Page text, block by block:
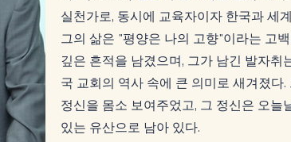
실천가로, 동시에 교육자이자 한국과 세
그의 삶은 "평양은 나의 고향"이라는 고
깊은 흔적을 남겼으며, 그가 남긴 발자취
국 교회의 역사 속에 큰 의미로 새겨졌다
정신을 몸소 보여주었고, 그 정신은 오
있는 유산으로 남아 있다.